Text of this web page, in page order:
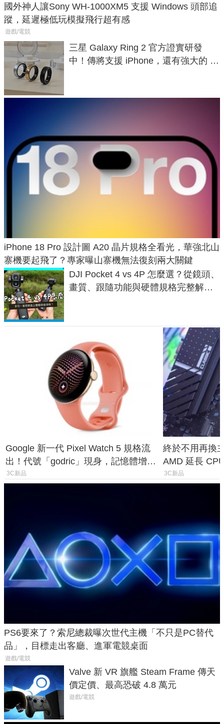
國外神人讓Sony WH-1000XM5 支援 Windows 頭部追
蹤，延遲極低玩模擬飛行超有感
遊戲/電競
三星 Galaxy Ring 2 官方證實研發
中！傳將支援 iPhone，還有強大的 AI
iPhone 18 Pro 設計圖 A20 晶片規格全看光，華強北山
寨機要起飛了？專家曝山寨機無法復刻兩大關鍵
DJI Pocket 4 vs 4P 怎麼選？從鏡頭、
畫質、跟隨功能與硬體規格完整解
Google 新一代 Pixel Watch 5 規格流
出！代號「godric」現身，記憶體增強
鎖定 AI 應用
3C新品
終於不用再換
AMD 延長
1954 至少能戰
3C新品
PS6要來了？索尼總裁曝次世代主機「不只是PC替代
品」，目標走出客廳、進軍電競桌面
遊戲/電競
Valve 新 VR 旗艦 Steam Frame 傳天
價定價、最高恐破 4.8 萬元
遊戲/電競